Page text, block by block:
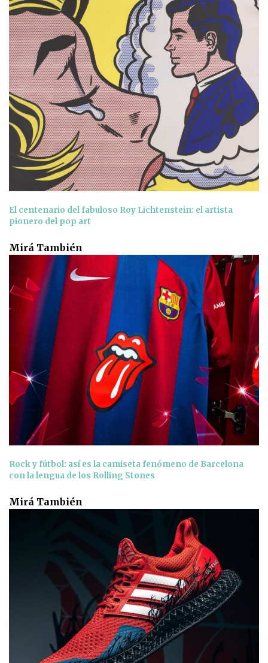
El centenario del fabuloso Roy Lichtenstein: el artista
pionero del pop art
Mirá También
Rock y fútbol: así es la camiseta fenómeno de Barcelona
con la lengua de los Rolling Stones
Mirá También